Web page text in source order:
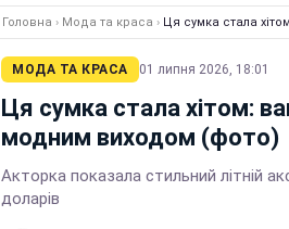
Головна › Мода та краса › Ця сумка стала
МОДА ТА КРАСА 01 липня 2026, 18:01
Ця сумка стала хітом:
модним виходом (фото)
Акторка показала стильний літній
доларів